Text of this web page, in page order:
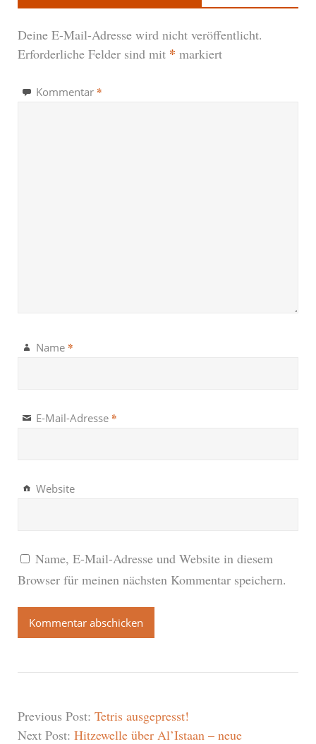
Deine E-Mail-Adresse wird nicht veröffentlicht.
Erforderliche Felder sind mit * markiert
Kommentar *
Name *
E-Mail-Adresse *
Website
Name, E-Mail-Adresse und Website in diesem
Browser für meinen nächsten Kommentar speichern.
Previous Post: Tetris ausgepresst!
Next Post: Hitzewelle über Al’Istaan – neue